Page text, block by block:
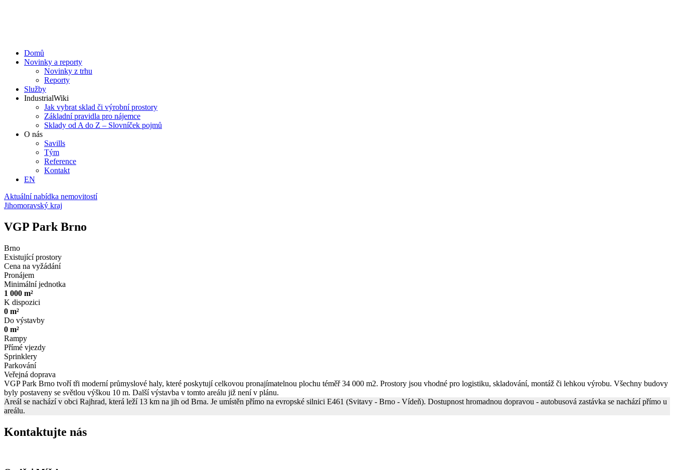
Domů
Novinky a reporty
Novinky z trhu
Reporty
Služby
IndustrialWiki
Jak vybrat sklad či výrobní prostory
Základní pravidla pro nájemce
Sklady od A do Z – Slovníček pojmů
O nás
Savills
Tým
Reference
Kontakt​
EN
Aktuální nabídka nemovitostí
Jihomoravský kraj
VGP Park Brno
Brno
Existující prostory
Cena na vyžádání
Pronájem
Minimální jednotka
1 000 m²
K dispozici
0 m²
Do výstavby
0 m²
Rampy
Přímé vjezdy
Sprinklery
Parkování
Veřejná doprava
VGP Park Brno tvoří tři moderní průmyslové haly, které poskytují celkovou pronajímatelnou plochu téměř 34 000 m2. Prostory jsou vhodné pro logistiku, skladování, montáž či lehkou výrobu. Všechny budovy
byly postaveny se světlou výškou 10 m. Další výstavba v tomto areálu již není v plánu.
Areál se nachází v obci Rajhrad, která leží 13 km na jih od Brna. Je umístěn přímo na evropské silnici E461 (Svitavy - Brno - Vídeň). Dostupnost hromadnou dopravou - autobusová zastávka se nachází přímo u
areálu.
Kontaktujte nás